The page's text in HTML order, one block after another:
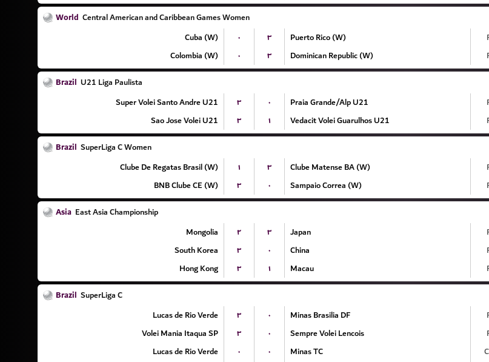
World Central American and Caribbean Games Women
Cuba (W)
۰ ۳ Puerto Rico (W)
Colombia (W)
۰ ۳ Dominican Republic (W)
Brazil U21 Liga Paulista
Super Volei Santo Andre U21
۳ ۰ Praia Grande/Alp U21
Sao Jose Volei U21
۳ ۱ Vedacit Volei Guarulhos U21
Brazil SuperLiga C Women
Clube De Regatas Brasil (W)
۱ ۳ Clube Matense BA (W)
BNB Clube CE (W)
۳ ۰ Sampaio Correa (W)
Asia East Asia Championship
Mongolia
۲ ۳ Japan
South Korea
۳ ۰ China
Hong Kong
۳ ۱ Macau
Brazil SuperLiga C
Lucas de Rio Verde
۳ ۰ Minas Brasilia DF
Volei Mania Itaqua SP
۳ ۰ Sempre Volei Lencois
Lucas de Rio Verde
۰ ۰ Minas TC